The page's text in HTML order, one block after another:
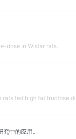
dose in Wistar rats.
rats fed high fat fructose
中的应用。